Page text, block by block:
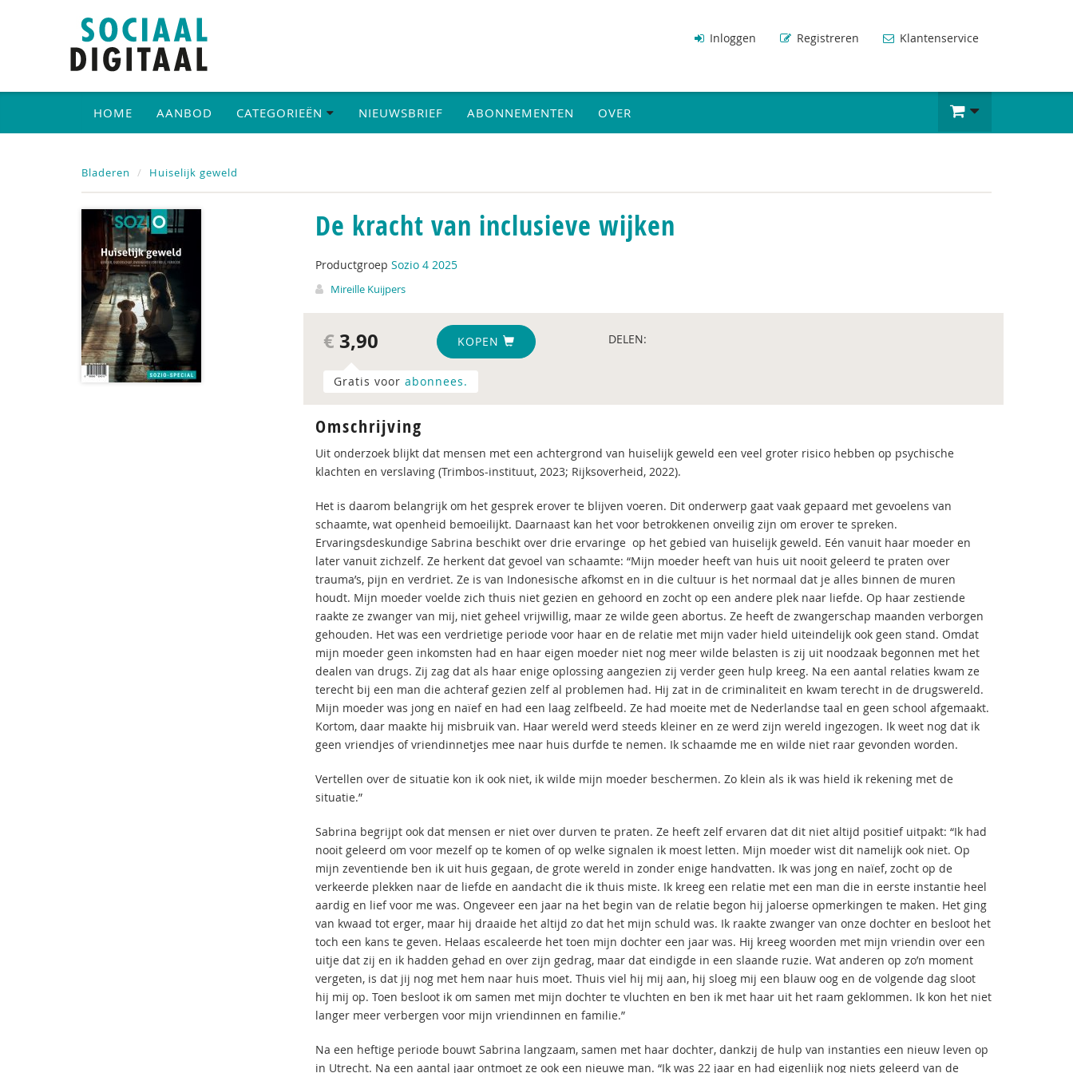
Inloggen Registreren Klantenservice
HOME AANBOD CATEGORIEËN NIEUWSBRIEF ABONNEMENTEN OVER
Bladeren Huiselijk geweld
De kracht van inclusieve wijken
Productgroep Sozio 4 2025
Mireille Kuijpers
€ 3,90 KOPEN DELEN:
Gratis voor abonnees.
Omschrijving
Uit onderzoek blijkt dat mensen met een achtergrond van huiselijk geweld een veel groter risico hebben op psychische
klachten en verslaving (Trimbos-instituut, 2023; Rijksoverheid, 2022).
Het is daarom belangrijk om het gesprek erover te blijven voeren. Dit onderwerp gaat vaak gepaard met gevoelens van
schaamte, wat openheid bemoeilijkt. Daarnaast kan het voor betrokkenen onveilig zijn om erover te spreken.
Ervaringsdeskundige Sabrina beschikt over drie ervaringe op het gebied van huiselijk geweld. Eén vanuit haar moeder en
later vanuit zichzelf. Ze herkent dat gevoel van schaamte: “Mijn moeder heeft van huis uit nooit geleerd te praten over
trauma’s, pijn en verdriet. Ze is van Indonesische afkomst en in die cultuur is het normaal dat je alles binnen de muren
houdt. Mijn moeder voelde zich thuis niet gezien en gehoord en zocht op een andere plek naar liefde. Op haar zestiende
raakte ze zwanger van mij, niet geheel vrijwillig, maar ze wilde geen abortus. Ze heeft de zwangerschap maanden verborgen
gehouden. Het was een verdrietige periode voor haar en de relatie met mijn vader hield uiteindelijk ook geen stand. Omdat
mijn moeder geen inkomsten had en haar eigen moeder niet nog meer wilde belasten is zij uit noodzaak begonnen met het
dealen van drugs. Zij zag dat als haar enige oplossing aangezien zij verder geen hulp kreeg. Na een aantal relaties kwam ze
terecht bij een man die achteraf gezien zelf al problemen had. Hij zat in de criminaliteit en kwam terecht in de drugswereld.
Mijn moeder was jong en naïef en had een laag zelfbeeld. Ze had moeite met de Nederlandse taal en geen school afgemaakt.
Kortom, daar maakte hij misbruik van. Haar wereld werd steeds kleiner en ze werd zijn wereld ingezogen. Ik weet nog dat ik
geen vriendjes of vriendinnetjes mee naar huis durfde te nemen. Ik schaamde me en wilde niet raar gevonden worden.
Vertellen over de situatie kon ik ook niet, ik wilde mijn moeder beschermen. Zo klein als ik was hield ik rekening met de
situatie.”
Sabrina begrijpt ook dat mensen er niet over durven te praten. Ze heeft zelf ervaren dat dit niet altijd positief uitpakt: “Ik had
nooit geleerd om voor mezelf op te komen of op welke signalen ik moest letten. Mijn moeder wist dit namelijk ook niet. Op
mijn zeventiende ben ik uit huis gegaan, de grote wereld in zonder enige handvatten. Ik was jong en naïef, zocht op de
verkeerde plekken naar de liefde en aandacht die ik thuis miste. Ik kreeg een relatie met een man die in eerste instantie heel
aardig en lief voor me was. Ongeveer een jaar na het begin van de relatie begon hij jaloerse opmerkingen te maken. Het ging
van kwaad tot erger, maar hij draaide het altijd zo dat het mijn schuld was. Ik raakte zwanger van onze dochter en besloot het
toch een kans te geven. Helaas escaleerde het toen mijn dochter een jaar was. Hij kreeg woorden met mijn vriendin over een
uitje dat zij en ik hadden gehad en over zijn gedrag, maar dat eindigde in een slaande ruzie. Wat anderen op zo’n moment
vergeten, is dat jij nog met hem naar huis moet. Thuis viel hij mij aan, hij sloeg mij een blauw oog en de volgende dag sloot
hij mij op. Toen besloot ik om samen met mijn dochter te vluchten en ben ik met haar uit het raam geklommen. Ik kon het niet
langer meer verbergen voor mijn vriendinnen en familie.”
Na een heftige periode bouwt Sabrina langzaam, samen met haar dochter, dankzij de hulp van instanties een nieuw leven op
in Utrecht. Na een aantal jaar ontmoet ze ook een nieuwe man. “Ik was 22 jaar en had eigenlijk nog niets geleerd van de